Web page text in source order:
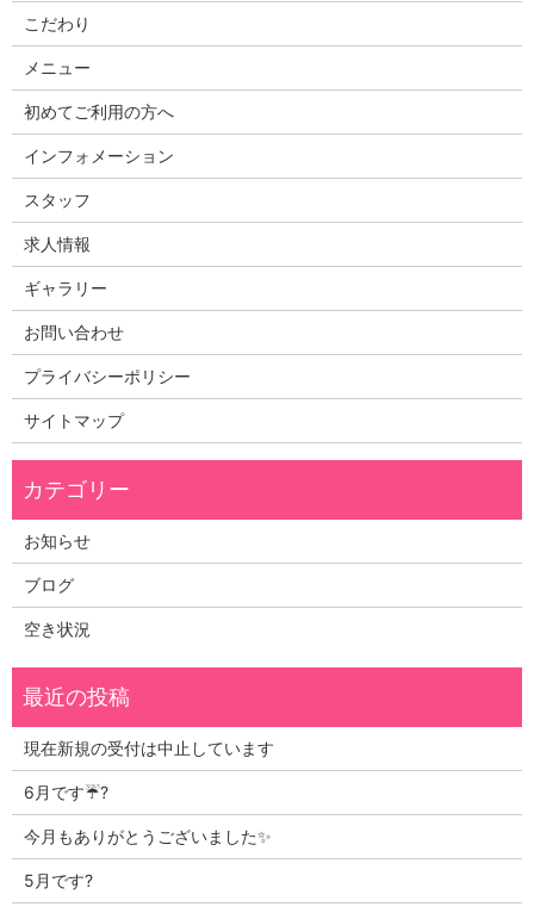
こだわり
メニュー
初めてご利用の方へ
インフォメーション
スタッフ
求人情報
ギャラリー
お問い合わせ
プライバシーポリシー
サイトマップ
お知らせ
ブログ
空き状況
現在新規の受付は中止しています
6月です☔?
今月もありがとうございました✨
5月です?